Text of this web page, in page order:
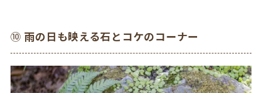
⑩ 雨の日も映える石とコケのコーナー